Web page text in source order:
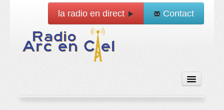
la radio en direct Contact
Accueil